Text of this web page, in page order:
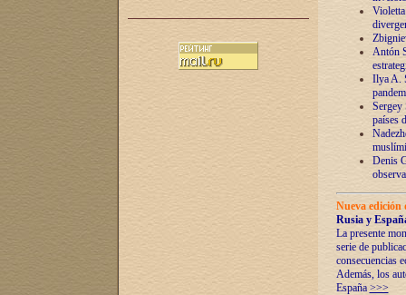
Antón
Ilya A.
Sergey
países
Denis
Nueva
Rusia y
La presente
serie de
consecuencias
Además, los
España >>>